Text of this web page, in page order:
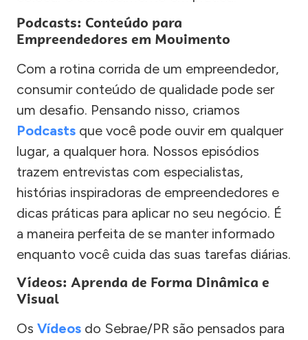
Podcasts: Conteúdo para
Empreendedores em Movimento
Com a rotina corrida de um empreendedor,
consumir conteúdo de qualidade pode ser
um desafio. Pensando nisso, criamos
Podcasts que você pode ouvir em qualquer
lugar, a qualquer hora. Nossos episódios
trazem entrevistas com especialistas,
histórias inspiradoras de empreendedores e
dicas práticas para aplicar no seu negócio. É
a maneira perfeita de se manter informado
enquanto você cuida das suas tarefas diárias.
Vídeos: Aprenda de Forma Dinâmica e
Visual
Os Vídeos do Sebrae/PR são pensados para